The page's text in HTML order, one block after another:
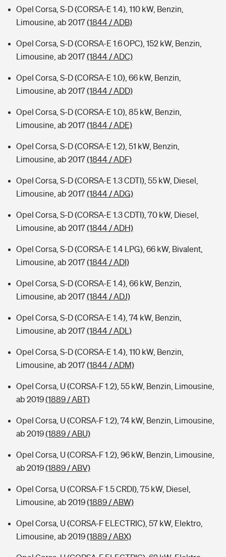
Opel Corsa, S-D (CORSA-E 1.4), 110 kW, Benzin,
Limousine, ab 2017(1844 / ADB)
Opel Corsa, S-D (CORSA-E 1.6 OPC), 152 kW, Benzin,
Limousine, ab 2017(1844 / ADC)
Opel Corsa, S-D (CORSA-E 1.0), 66 kW, Benzin,
Limousine, ab 2017(1844 / ADD)
Opel Corsa, S-D (CORSA-E 1.0), 85 kW, Benzin,
Limousine, ab 2017(1844 / ADE)
Opel Corsa, S-D (CORSA-E 1.2), 51 kW, Benzin,
Limousine, ab 2017(1844 / ADF)
Opel Corsa, S-D (CORSA-E 1.3 CDTI), 55 kW, Diesel,
Limousine, ab 2017(1844 / ADG)
Opel Corsa, S-D (CORSA-E 1.3 CDTI), 70 kW, Diesel,
Limousine, ab 2017(1844 / ADH)
Opel Corsa, S-D (CORSA-E 1.4 LPG), 66 kW, Bivalent,
Limousine, ab 2017(1844 / ADI)
Opel Corsa, S-D (CORSA-E 1.4), 66 kW, Benzin,
Limousine, ab 2017(1844 / ADJ)
Opel Corsa, S-D (CORSA-E 1.4), 74 kW, Benzin,
Limousine, ab 2017(1844 / ADL)
Opel Corsa, S-D (CORSA-E 1.4), 110 kW, Benzin,
Limousine, ab 2017(1844 / ADM)
Opel Corsa, U (CORSA-F 1.2), 55 kW, Benzin, Limousine,
ab 2019(1889 / ABT)
Opel Corsa, U (CORSA-F 1.2), 74 kW, Benzin, Limousine,
ab 2019(1889 / ABU)
Opel Corsa, U (CORSA-F 1.2), 96 kW, Benzin, Limousine,
ab 2019(1889 / ABV)
Opel Corsa, U (CORSA-F 1.5 CRDI), 75 kW, Diesel,
Limousine, ab 2019(1889 / ABW)
Opel Corsa, U (CORSA-F ELECTRIC), 57 kW, Elektro,
Limousine, ab 2019(1889 / ABX)